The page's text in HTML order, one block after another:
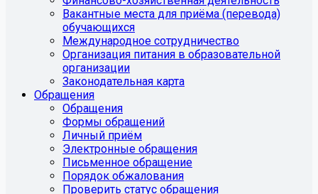
Вакантные места для приёма (перевода)
обучающихся
Международное сотрудничество
Организация питания в образовательной
организации
Законодательная карта
Обращения
Обращения
Формы обращений
Личный приём
Электронные обращения
Письменное обращение
Порядок обжалования
Проверить статус обращения